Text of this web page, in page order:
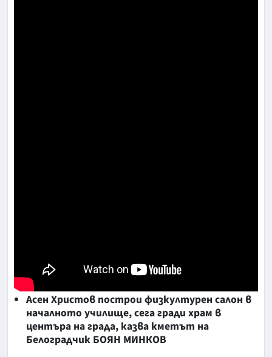
Асен Христов построи физкултурен салон в
началното училище, сега гради храм в
центъра на града, казва кметът на
Белоградчик БОЯН МИНКОВ